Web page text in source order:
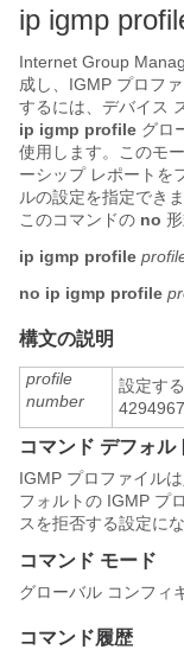
ip igmp
Internet Group
成し、IGMP プロフ
するには、 デバイス
ip igmp profile グロ
使用します。このモ
ーシップ レポートを
ルの設定を指定でき
このコマンドの no
ip igmp profile
no ip igmp profile
構文の説明
profile
number
設定す
コマンド デフォル
IGMP プロファイル
フォルトの IGMP プ
スを拒否する設定にな
コマンド モード
グローバル コンフィ
コマンド履歴